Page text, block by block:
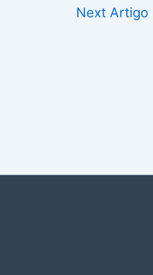
Next Artigo